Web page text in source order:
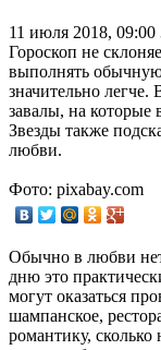
11 июля 2018, 09:00
Гороскоп не
выполнять обычную
значительно легче.
завалы, на которые
Звезды также
любви.
Фото: pixabay.com
Обычно в любви
дню это
могут оказаться
шампанское,
романтику, сколько